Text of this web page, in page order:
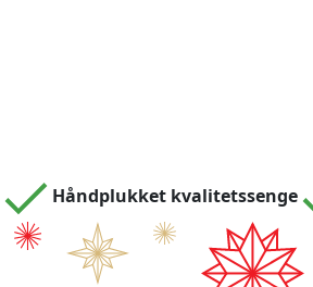
Håndplukket kvalitetssenge